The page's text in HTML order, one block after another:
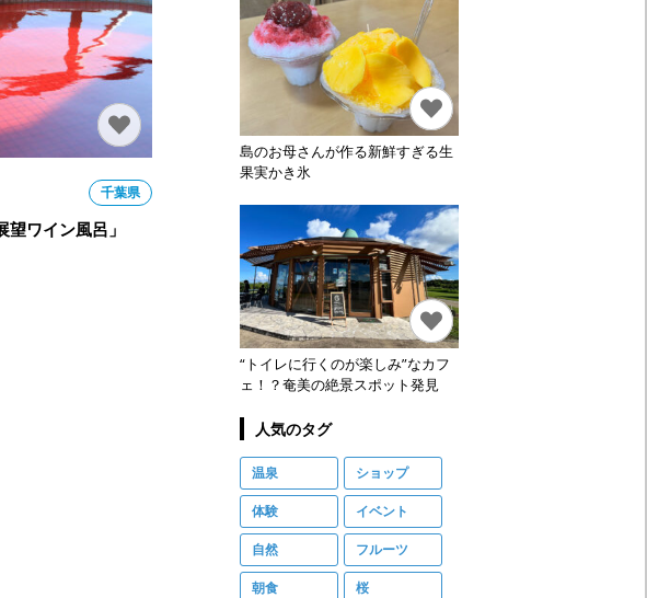
千葉県
ワイン風呂」
島のお母さんが作る新鮮すぎる生
果実かき氷
“トイレに行くのが楽しみ”なカフ
ェ！？奄美の絶景スポット発見
人気のタグ
温泉 ショップ
体験 イベント
自然 フルーツ
朝食 桜